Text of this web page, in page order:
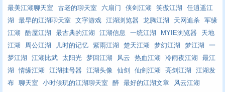
最美江湖聊天室
古老的聊天室 六扇门 侠剑江湖 笑傲江湖
任逍遥江
湖
最早的江湖聊天室 文字游戏 江湖浏览器 龙腾江湖 天网追杀
军缘
江湖
酷屋江湖 最古典的江湖 江湖信息 一统江湖 MYIE浏览器
天地
江湖
周公江湖 儿时的记忆 紫雨江湖 楚天江湖 梦幻江湖 梦江湖
一
梦江湖
江湖比武 太阳光 梦回江湖 风云 热血江湖 冷雨夜江湖
最江
湖
情缘江湖 江湖挂号器 江湖头像 仙剑 仙剑江湖 亮剑江湖
江湖发
布
聊天室 小时候玩的江湖聊天室 醉 最好的江湖文章 风云江湖